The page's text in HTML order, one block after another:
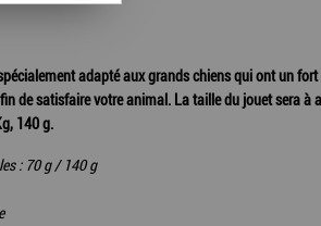
adapté aux grands chiens qui ont un
de satisfaire votre animal. La taille du jouet sera à
140 g.
: 70 g / 140 g